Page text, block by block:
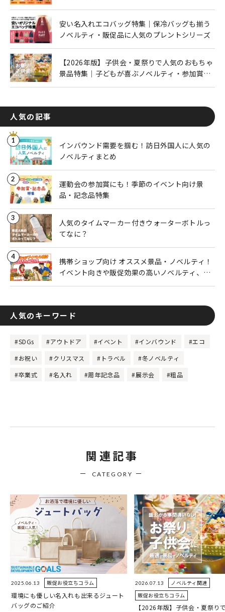
安い名入れエコバッグ特集｜保冷バッグも揃う
ノベルティ・販促品に人気のプレントシリーズ
【2026年版】子供会・夏祭りで人気のおもちゃ
景品特集｜子どもが喜ぶノベルティ・参加賞を
人気の記事
1
インバウンド需要を掴む！訪日外国人に人気の
ノベルティまとめ
2
運動会の参加賞にも！季節のイベント向け景
品・記念品特集
3
人気のタイムマーカー付きウォーターボトルっ
てなに？
4
携帯ショップ向け オススメ景品・ノベルティ！
イベント向きや販促効果の高いノベルティ、粗
人気のキーワード
#SDGs #アウトドア #イベント #インバウンド
#エコ
#お祝い
#クリスマス #トラベル
#冬ノベルティ
#卒業式
#名入れ #周年記念品 #展示会 #粗品
関連記事
CATEGORY
2025.06.13 販促お役立ちコラム
環境にも優しい名入れも出来るジュート
バッグのご紹介
2026.07.13
ノベルティ関連
販促お役立ちコラム
【2026年版】子供会・夏祭り